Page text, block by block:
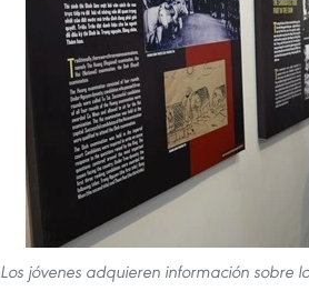
Los jóvenes adquieren información sobre